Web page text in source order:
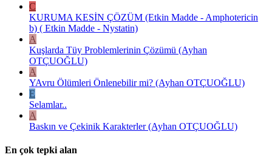
C
KURUMA KESİN ÇÖZÜM (Etkin Madde - Amphotericin
b) ( Etkin Madde - Nystatin)
A
Kuşlarda Tüy Problemlerinin Çözümü (Ayhan
OTÇUOĞLU)
A
YAvru Ölümleri Önlenebilir mi? (Ayhan OTÇUOĞLU)
E
Selamlar..
A
Baskın ve Çekinik Karakterler (Ayhan OTÇUOĞLU)
En çok tepki alan